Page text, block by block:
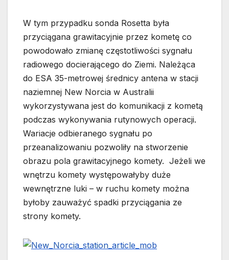
W tym przypadku sonda Rosetta była
przyciągana grawitacyjnie przez kometę co
powodowało zmianę częstotliwości sygnału
radiowego docierającego do Ziemi. Należąca
do ESA 35-metrowej średnicy antena w stacji
naziemnej New Norcia w Australii
wykorzystywana jest do komunikacji z kometą
podczas wykonywania rutynowych operacji.
Wariacje odbieranego sygnału po
przeanalizowaniu pozwoliły na stworzenie
obrazu pola grawitacyjnego komety. Jeżeli we
wnętrzu komety występowałyby duże
wewnętrzne luki – w ruchu komety można
byłoby zauważyć spadki przyciągania ze
strony komety.